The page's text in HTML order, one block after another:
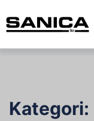
Kategori: